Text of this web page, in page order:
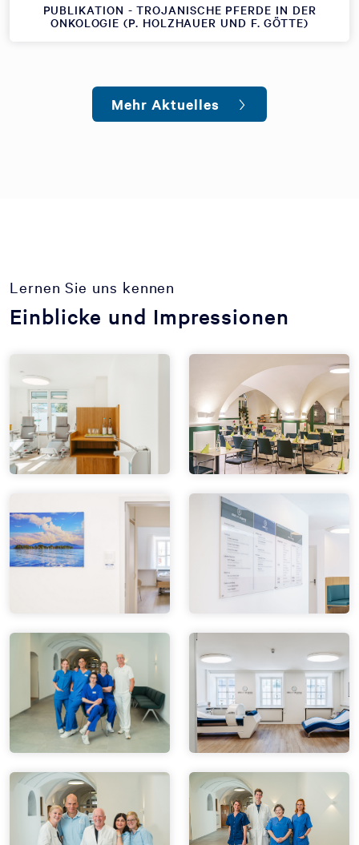
PUBLIKATION - TROJANISCHE PFERDE IN DER
ONKOLOGIE (P. HOLZHAUER UND F. GÖTTE)
Mehr Aktuelles
Lernen Sie uns kennen
Einblicke und Impressionen